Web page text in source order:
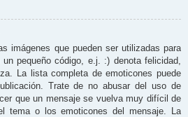
imágenes que pueden ser utilizadas para
pequeño código, e.j. :) denota felicidad,
La lista completa de emoticones puede
Trate de no abusar del uso de
que un mensaje se vuelva muy difícil de
tema o los emoticones del mensaje. La